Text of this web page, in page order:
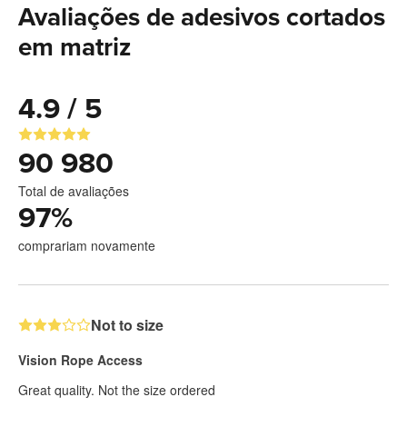
Avaliações de adesivos cortados
em matriz
4.9 / 5
90 980
Total de avaliações
97%
comprariam novamente
Not to size
Vision Rope Access
Great quality. Not the size ordered